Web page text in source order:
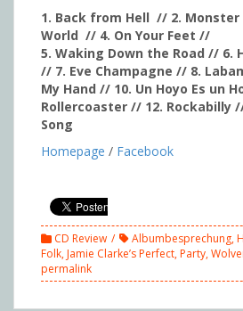
1. Back from Hell // 2. Monster
World // 4. On Your Feet //
5. Waking Down the Road // 6.
// 7. Eve Champagne // 8.
My Hand // 10. Un Hoyo Es un
Rollercoaster // 12. Rockabilly
Song
Homepage / Facebook
CD Review Albumbesprechung,
Folk,Jamie Clarke’s Perfect,Party,
permalink